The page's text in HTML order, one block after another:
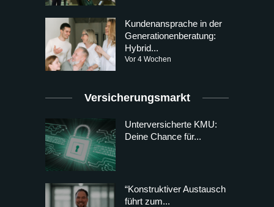
Kundenansprache in der
Generationenberatung:
Hybrid...
Vor 4 Wochen
Versicherungsmarkt
Unterversicherte KMU:
Deine Chance für...
“Konstruktiver Austausch
führt zum...